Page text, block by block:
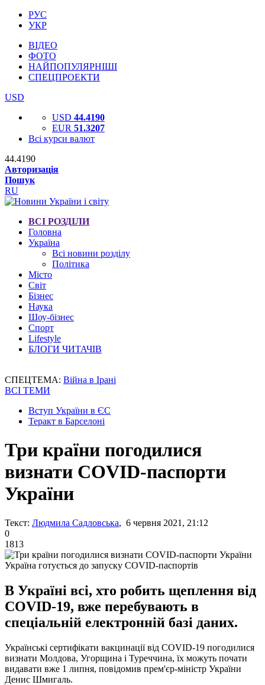
РУС
УКР
ВІДЕО
ФОТО
НАЙПОПУЛЯРНІШІ
СПЕЦПРОЕКТИ
USD
USD 44.4190
EUR 51.3207
Всі курси валют
44.4190
Авторизація
Пошук
RU
ВСІ РОЗДІЛИ
Головна
Україна
Всі новини розділу
Політика
Місто
Світ
Бізнес
Наука
Шоу-бізнес
Спорт
Lifestyle
БЛОГИ ЧИТАЧІВ
СПЕЦТЕМА: Війна в Ірані
ВСІ ТЕМИ
Вступ України в ЄС
Теракт в Барселоні
Три країни погодилися
визнати COVID-паспорти
України
Текст: Людмила Садловська, 6 червня 2021, 21:12
0
1813
Україна готується до запуску COVID-паспортів
В Україні всі, хто робить щеплення від
COVID-19, вже перебувають в
спеціальній електронній базі даних.
Українські сертифікати вакцинації від COVID-19 погодилися
визнати Молдова, Угорщина і Туреччина, їх можуть почати
видавати вже 1 липня, повідомив прем'єр-міністр України
Денис Шмигаль.